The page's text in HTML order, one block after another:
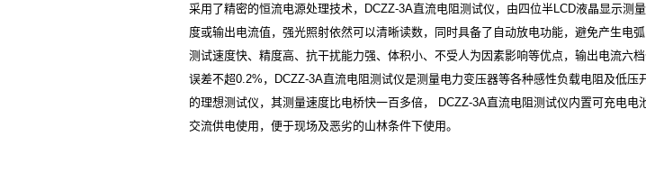
采用了精密的恒流电源处理技术，DCZZ-3A直流电阻测试仪，由四位半LCD液晶显示测
度或输出电流值，强光照射依然可以清晰读数，同时具备了自动放电功能，避免产生电
测试速度快、精度高、抗干扰能力强、体积小、不受人为因素影响等优点，输出电流六
误差不超0.2%，DCZZ-3A直流电阻测试仪是测量电力变压器等各种感性负载电阻及低压
的理想测试仪，其测量速度比电桥快一百多倍， DCZZ-3A直流电阻测试仪内置可充电电
交流供电使用，便于现场及恶劣的山林条件下使用。